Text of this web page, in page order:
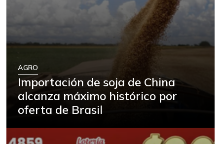
AGRO
Importación de soja de China
alcanza máximo histórico por
oferta de Brasil